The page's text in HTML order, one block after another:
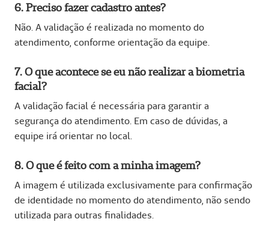
6. Preciso fazer cadastro antes?
Não. A validação é realizada no momento do
atendimento, conforme orientação da equipe.
7. O que acontece se eu não realizar a biometria
facial?
A validação facial é necessária para garantir a
segurança do atendimento. Em caso de dúvidas, a
equipe irá orientar no local.
8. O que é feito com a minha imagem?
A imagem é utilizada exclusivamente para confirmação
de identidade no momento do atendimento, não sendo
utilizada para outras finalidades.